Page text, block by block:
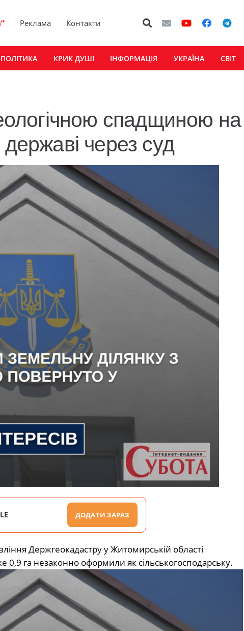
Реклама Контакти
ПОЛІТИКА КРИК ДУШІ ІНФОРМАЦІЯ УКРАЇНА СВІТ
спадщиною на
через суд
ДОДАТИ ЗАРАЗ
Держгеокадастру у Житомирській області
га незаконно оформили як сільськогосподарську.